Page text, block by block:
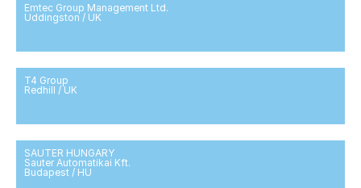
Emtec Group Management Ltd.
Uddingston / UK
T4 Group
Redhill / UK
SAUTER HUNGARY
Sauter Automatikai Kft.
Budapest / HU